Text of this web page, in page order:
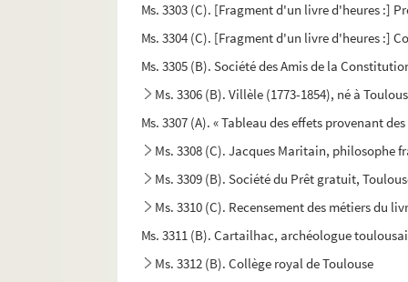
Ms. 3303 (C). [Fragment d'un livre d'heures :]
Ms. 3304 (C). [Fragment d'un livre d'heures :]
Ms. 3305 (B). Société des Amis de la
Ms. 3306 (B). Villèle (1773-1854), né à
Ms. 3307 (A). « Tableau des effets provenant
Ms. 3308 (C). Jacques Maritain, philosophe
Ms. 3309 (B). Société du Prêt gratuit,
Ms. 3310 (C). Recensement des métiers du
Ms. 3311 (B). Cartailhac, archéologue
Ms. 3312 (B). Collège royal de Toulouse